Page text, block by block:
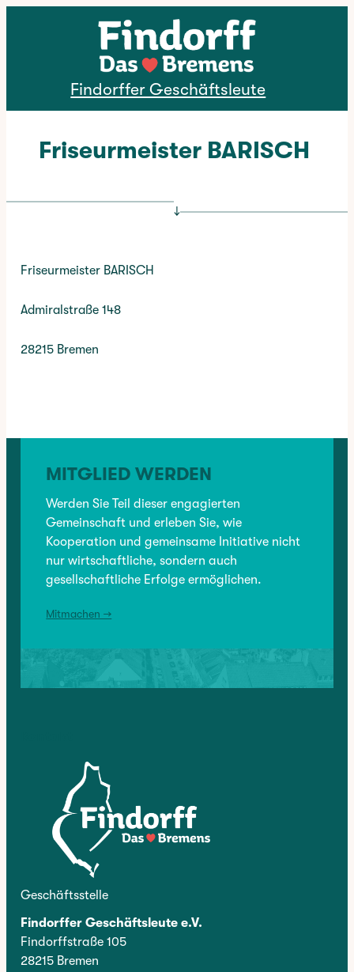
Direkt zum Inhalt
Findorffer Geschäftsleute
Friseurmeister BARISCH
↓
Friseurmeister BARISCH
Admiralstraße 148
28215 Bremen
MITGLIED WERDEN
Werden Sie Teil dieser engagierten
Gemeinschaft und erleben Sie, wie
Kooperation und gemeinsame Initiative nicht
nur wirtschaftliche, sondern auch
gesellschaftliche Erfolge ermöglichen.
Mitmachen →
Geschäftsstelle
Findorffer Geschäftsleute e.V.
Findorffstraße 105
28215 Bremen